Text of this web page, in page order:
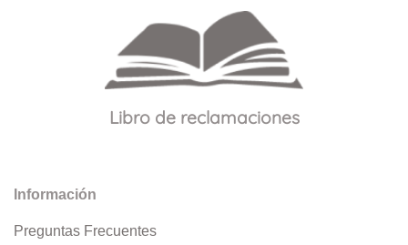
Libro de reclamaciones
Información
Preguntas Frecuentes